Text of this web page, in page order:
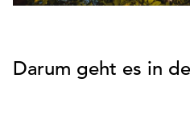
um
Darum geht es in